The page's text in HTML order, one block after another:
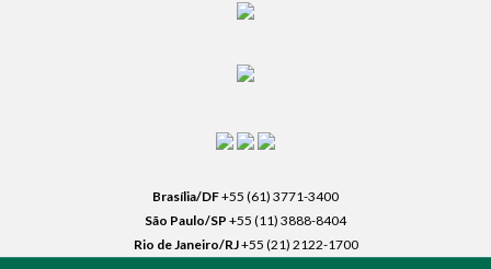
Brasília/DF+55 (61) 3771-3400
São Paulo/SP +55 (11) 3888-8404
Rio de Janeiro/RJ+55 (21) 2122-1700